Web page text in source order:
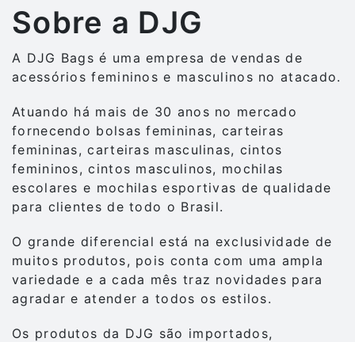
Sobre a DJG
A DJG Bags é uma empresa de vendas de
acessórios femininos e masculinos no atacado.
Atuando há mais de 30 anos no mercado
fornecendo bolsas femininas, carteiras
femininas, carteiras masculinas, cintos
femininos, cintos masculinos, mochilas
escolares e mochilas esportivas de qualidade
para clientes de todo o Brasil.
O grande diferencial está na exclusividade de
muitos produtos, pois conta com uma ampla
variedade e a cada mês traz novidades para
agradar e atender a todos os estilos.
Os produtos da DJG são importados,